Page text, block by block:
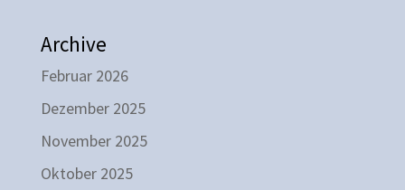
Archive
Februar 2026
Dezember 2025
November 2025
Oktober 2025